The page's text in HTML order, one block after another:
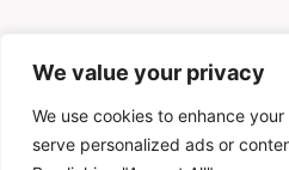
We value your privacy
We use cookies to enhance
serve personalized ads or
Köpmangatan 3,
021-13